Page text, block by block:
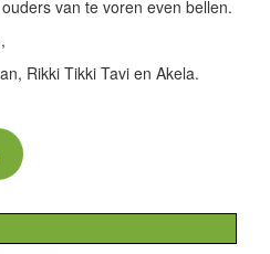
van te voren even bellen.
Rikki Tikki Tavi en Akela.